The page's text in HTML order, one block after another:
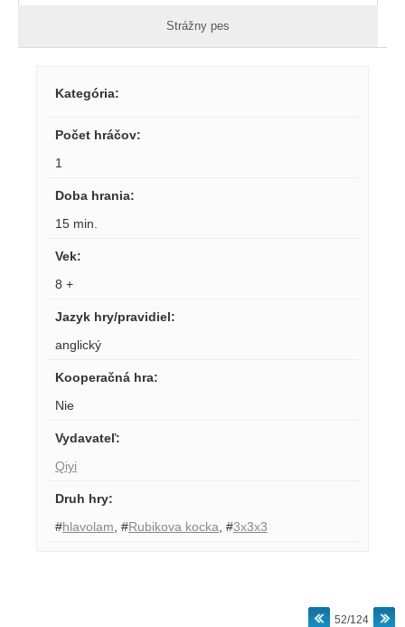
Strážny pes
Kategória:
Počet hráčov:
1
Doba hrania:
15 min.
Vek:
8 +
Jazyk hry/pravidiel:
anglický
Kooperačná hra:
Nie
Vydavateľ:
Qiyi
Druh hry:
#hlavolam #Rubikova kocka #3x3x3
52/124